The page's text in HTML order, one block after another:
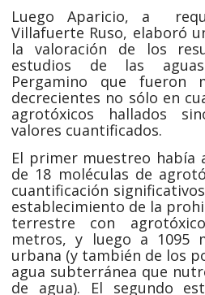
Luego Aparicio, a
Villafuerte Ruso, elaboró
la valoración de los
estudios de las
Pergamino que fueron
decrecientes no sólo en
agrotóxicos hallados
valores cuantificados.
El primer muestreo había
de 18 moléculas de
cuantificación
establecimiento de la
terrestre con
metros, y luego a 1095
urbana (y también de los
agua subterránea que
de agua). El segundo